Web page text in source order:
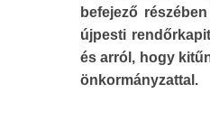
befejező
újpesti
és arról, hogy
önkormányzattal.